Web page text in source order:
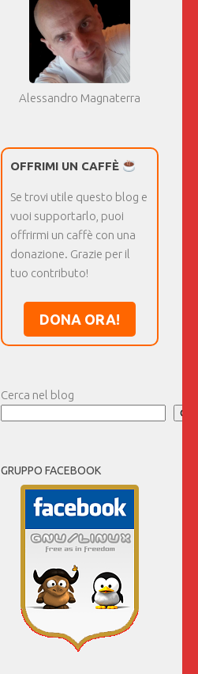
Alessandro Magnaterra
OFFRIMI UN CAFFÈ
Se trovi utile questo blog e
vuoi supportarlo, puoi
offrirmi un caffè con una
donazione. Grazie per il
tuo contributo!
DONA ORA!
Cerca nel blog
GRUPPO FACEBOOK